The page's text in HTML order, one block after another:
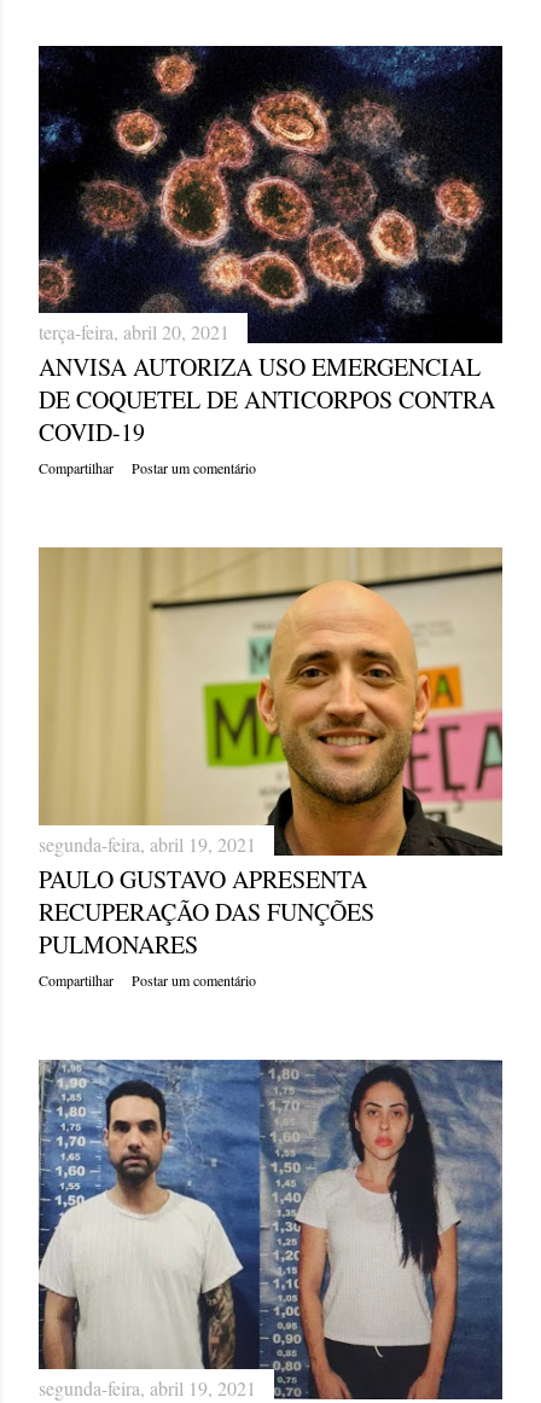
terça-feira, abril 20, 2021
ANVISA AUTORIZA USO EMERGENCIAL
DE COQUETEL DE ANTICORPOS CONTRA
COVID-19
Compartilhar Postar um comentário
segunda-feira, abril 19, 2021
PAULO GUSTAVO APRESENTA
RECUPERAÇÃO DAS FUNÇÕES
PULMONARES
Compartilhar Postar um comentário
segunda-feira, abril 19, 2021